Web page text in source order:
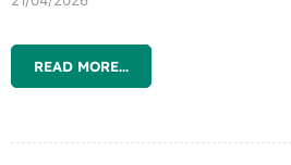
READ MORE...